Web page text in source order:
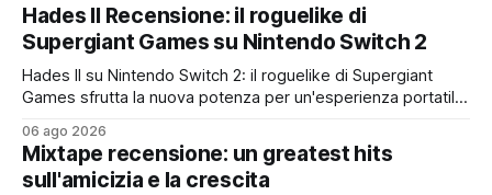
Hades II Recensione: il roguelike di
Supergiant Games su Nintendo Switch 2
Hades II su Nintendo Switch 2: il roguelike di Supergiant
Games sfrutta la nuova potenza per un'esperienza portatile
06 ago 2026
Mixtape recensione: un greatest hits
sull'amicizia e la crescita